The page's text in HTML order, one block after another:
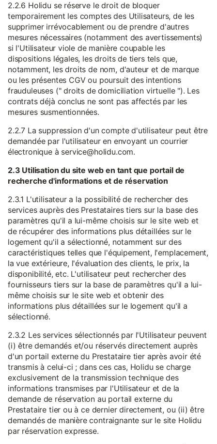
2.2.6 Holidu se réserve le droit de bloquer
temporairement les comptes des Utilisateurs, de les
supprimer irrévocablement ou de prendre d'autres
mesures nécessaires (notamment des avertissements)
si l'Utilisateur viole de manière coupable les
dispositions légales, les droits de tiers tels que,
notamment, les droits de nom, d'auteur et de marque
ou les présentes CGV ou poursuit des intentions
frauduleuses (" droits de domiciliation virtuelle "). Les
contrats déjà conclus ne sont pas affectés par les
mesures susmentionnées.
2.2.7 La suppression d'un compte d'utilisateur peut être
demandée par l'utilisateur en envoyant un courrier
électronique à service@holidu.com.
2.3 Utilisation du site web en tant que portail de
recherche d'informations et de réservation
2.3.1 L'utilisateur a la possibilité de rechercher des
services auprès des Prestataires tiers sur la base des
paramètres qu'il a lui-même choisis sur le site web et
de récupérer des informations plus détaillées sur le
logement qu'il a sélectionné, notamment sur des
caractéristiques telles que l'équipement, l'emplacement,
la vue extérieure, l'évaluation des clients, le prix, la
disponibilité, etc. L'utilisateur peut rechercher des
fournisseurs tiers sur la base de paramètres qu'il a lui-
même choisis sur le site web et obtenir des
informations plus détaillées sur le logement qu'il a
sélectionné.
2.3.2 Les services sélectionnés par l'Utilisateur peuvent
(i) être demandés et/ou réservés directement auprès
d'un portail externe du Prestataire tier après avoir été
transmis à celui-ci ; dans ces cas, Holidu se charge
exclusivement de la transmission technique des
informations transmises par l'Utilisateur et de la
demande de réservation au portail externe du
Prestataire tier ou à ce dernier directement, ou (ii) être
demandés de manière contraignante sur le site Holidu
par réservation expresse.